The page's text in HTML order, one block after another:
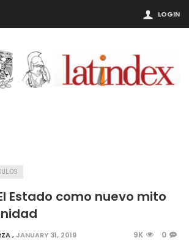
LOGIN
Estado como nuevo mito
,JANUARY 31, 2019 9K 0